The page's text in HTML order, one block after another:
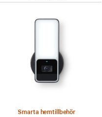
Smarta hemtillbehör